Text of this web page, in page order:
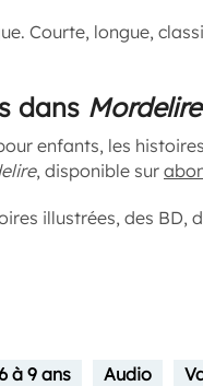
Courte, longue,
dans Mordelire
enfants, les
, disponible sur
illustrées, des BD,
à 9 ans Audio